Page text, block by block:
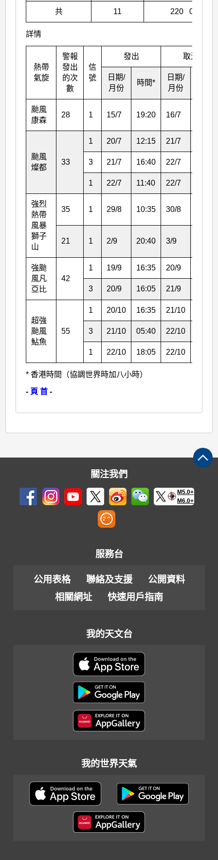
共 11 220 0
詳情
熱帶
氣旋
警報
發出
的次
數
信
號
發出 取消
日期/
月份
時間*
日期/
月份
颱風
康森
28 1 15/7 19:20 16/7
颱風
燦都
33
1 20/7 12:15 21/7
3 21/7 16:40 22/7
1 22/7 11:40 22/7
強烈
熱帶
風暴
獅子
山
35 1 29/8 10:35 30/8
21 1 2/9 20:40 3/9
強颱
風凡
亞比
42
1 19/9 16:35 20/9
3 20/9 16:05 21/9
超強
颱風
鮎魚
55
1 20/10 16:35 21/10
3 21/10 05:40 22/10
1 22/10 18:05 22/10
* 香港時間（協調世界時加八小時）
- 頁 首 -
關注我們
M5.0+
M6.0+
服務台
公用表格 聯絡及支援
公開資料
相關網址
快速用戶指南
我的天文台
我的世界天氣